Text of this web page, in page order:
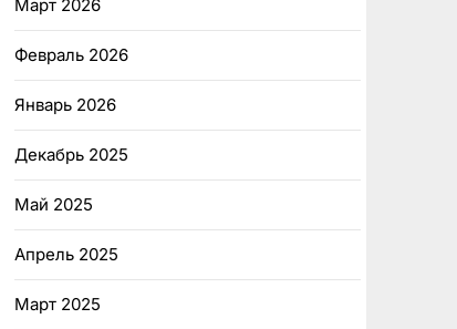
Март 2026
Февраль 2026
Январь 2026
Декабрь 2025
Май 2025
Апрель 2025
Март 2025